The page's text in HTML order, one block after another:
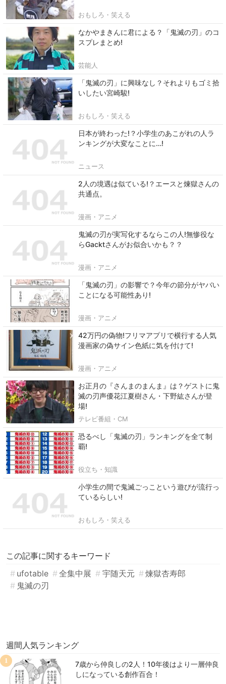
おもしろ・笑える
なかやまきんに君による？「鬼滅の刃」のコ
スプレまとめ!
芸能人
「鬼滅の刃」に興味なし？それよりもゴミ拾
いしたい宮崎駿!
おもしろ・笑える
日本が終わった!？小学生のあこがれの人ラ
ンキングが大変なことに…!
ニュース
2人の境遇は似ている!？エースと煉獄さんの
共通点。
漫画・アニメ
鬼滅の刃が実写化するならこの人!無惨役な
らGacktさんがお似合いかも？？
漫画・アニメ
「鬼滅の刃」の影響で？今年の節分がヤバい
ことになる可能性あり!
漫画・アニメ
42万円の偽物!フリマアプリで横行する人気
漫画家の偽サイン色紙に気を付けて!
漫画・アニメ
お正月の『さんまのまんま』は？ゲストに鬼
滅の刃声優花江夏樹さん・下野紘さんが登
場!
テレビ番組・CM
恐るべし「鬼滅の刃」ランキングを全て制
覇!
役立ち・知識
小学生の間で鬼滅ごっこという遊びが流行っ
ているらしい!
おもしろ・笑える
この記事に関するキーワード
ufotable
全集中展 宇随天元
煉獄杏寿郎
鬼滅の刃
週間人気ランキング
7歳から仲良しの2人！10年後はより一層仲良
しになっている創作百合！
1